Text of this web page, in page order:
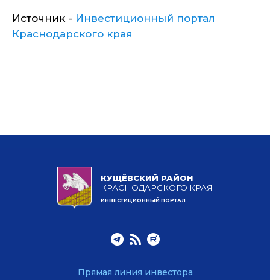
Источник - Инвестиционный портал
Краснодарского края
КУЩЁВСКИЙ РАЙОН
КРАСНОДАРСКОГО КРАЯ
ИНВЕСТИЦИОННЫЙ ПОРТАЛ
Прямая линия инвестора